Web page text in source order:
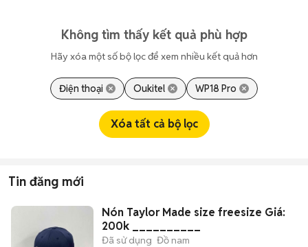
Không tìm thấy kết quả phù hợp
Hãy xóa một số bộ lọc để xem nhiều kết quả hơn
Điện thoại Oukitel WP18 Pro
Xóa tất cả bộ lọc
Tin đăng mới
Nón Taylor Made size freesize Giá:
200k __________
Đã sử dụng Đồ nam